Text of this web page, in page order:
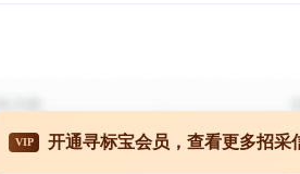
VIP 开通寻标宝会员，查看更多招采